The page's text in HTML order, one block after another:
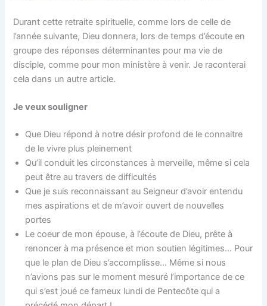
Durant cette retraite spirituelle, comme lors de celle de
l’année suivante, Dieu donnera, lors de temps d’écoute en
groupe des réponses déterminantes pour ma vie de
disciple, comme pour mon ministère à venir. Je raconterai
cela dans un autre article.
Je veux souligner
Que Dieu répond à notre désir profond de le connaitre
de le vivre plus pleinement
Qu’il conduit les circonstances à merveille, même si cela
peut être au travers de difficultés
Que je suis reconnaissant au Seigneur d’avoir entendu
mes aspirations et de m’avoir ouvert de nouvelles
portes
Le coeur de mon épouse, à l’écoute de Dieu, prête à
renoncer à ma présence et mon soutien légitimes… Pour
que le plan de Dieu s’accomplisse… Même si nous
n’avions pas sur le moment mesuré l’importance de ce
qui s’est joué ce fameux lundi de Pentecôte qui a